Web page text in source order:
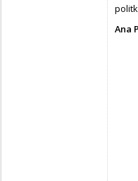
Ana